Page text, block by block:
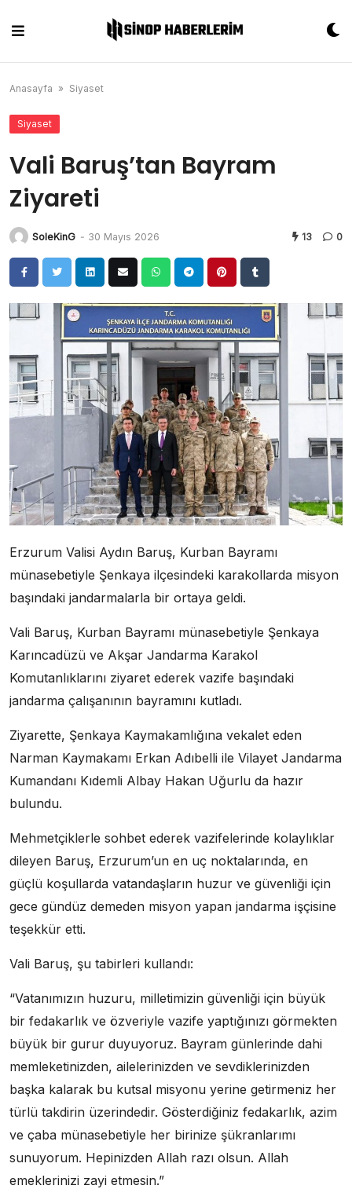
content
Anasayfa » Siyaset
Siyaset
Vali Baruş’tan Bayram
Ziyareti
SoleKinG - 30 Mayıs 2026 13 0
Erzurum Valisi Aydın Baruş, Kurban Bayramı
münasebetiyle Şenkaya ilçesindeki karakollarda misyon
başındaki jandarmalarla bir ortaya geldi.
Vali Baruş, Kurban Bayramı münasebetiyle Şenkaya
Karıncadüzü ve Akşar Jandarma Karakol
Komutanlıklarını ziyaret ederek vazife başındaki
jandarma çalışanının bayramını kutladı.
Ziyarette, Şenkaya Kaymakamlığına vekalet eden
Narman Kaymakamı Erkan Adıbelli ile Vilayet Jandarma
Kumandanı Kıdemli Albay Hakan Uğurlu da hazır
bulundu.
Mehmetçiklerle sohbet ederek vazifelerinde kolaylıklar
dileyen Baruş, Erzurum’un en uç noktalarında, en
güçlü koşullarda vatandaşların huzur ve güvenliği için
gece gündüz demeden misyon yapan jandarma işçisine
teşekkür etti.
Vali Baruş, şu tabirleri kullandı:
“Vatanımızın huzuru, milletimizin güvenliği için büyük
bir fedakarlık ve özveriyle vazife yaptığınızı görmekten
büyük bir gurur duyuyoruz. Bayram günlerinde dahi
memleketinizden, ailelerinizden ve sevdiklerinizden
başka kalarak bu kutsal misyonu yerine getirmeniz her
türlü takdirin üzerindedir. Gösterdiğiniz fedakarlık, azim
ve çaba münasebetiyle her birinize şükranlarımı
sunuyorum. Hepinizden Allah razı olsun. Allah
emeklerinizi zayi etmesin.”